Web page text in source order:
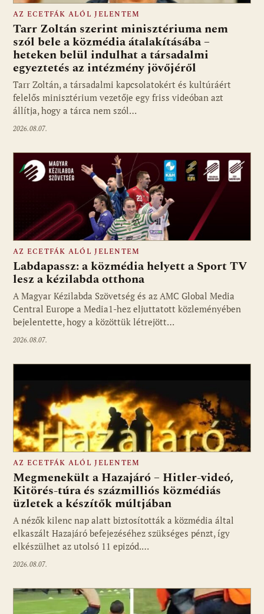
Fotó: media1.hu
AZ ECETFÁK ALÓL JELENTEM
Tarr Zoltán szerint minisztériuma nem
szól bele a közmédia átalakításába –
heteken belül indulhat a társadalmi
egyeztetés az intézmény jövőjéről
Tarr Zoltán, a társadalmi kapcsolatokért és kultúráért
felelős minisztérium vezetője egy friss videóban azt
állítja, hogy a tárca nem szól…
2026.08.07.
Fotó: media1.hu
AZ ECETFÁK ALÓL JELENTEM
Labdapassz: a közmédia helyett a Sport TV
lesz a kézilabda otthona
A Magyar Kézilabda Szövetség és az AMC Global Media
Central Europe a Media1-hez eljuttatott közleményében
bejelentette, hogy a közöttük létrejött…
2026.08.07.
Fotó: media1.hu
AZ ECETFÁK ALÓL JELENTEM
Megmenekült a Hazajáró – Hitler-videó,
Kitörés-túra és százmilliós közmédiás
üzletek a készítők múltjában
A nézők kilenc nap alatt biztosították a közmédia által
elkaszált Hazajáró befejezéséhez szükséges pénzt, így
elkészülhet az utolsó 11 epizód.…
2026.08.07.